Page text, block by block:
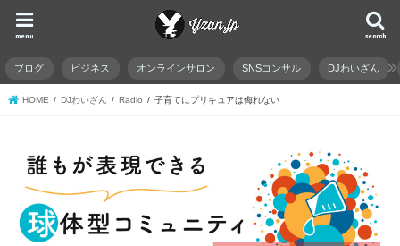
search
menu
ブログ ビジネス オンラインサロン SNSコンサル DJわいざん
HOME DJわいざん Radio 子育てにプリキュアは侮れない